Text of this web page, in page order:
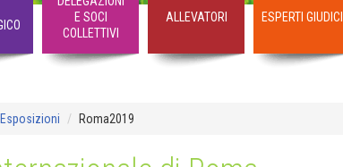
E SOCI
COLLETTIVI
ALLEVATORI ESPERTI GIUDICI
Esposizioni Roma2019